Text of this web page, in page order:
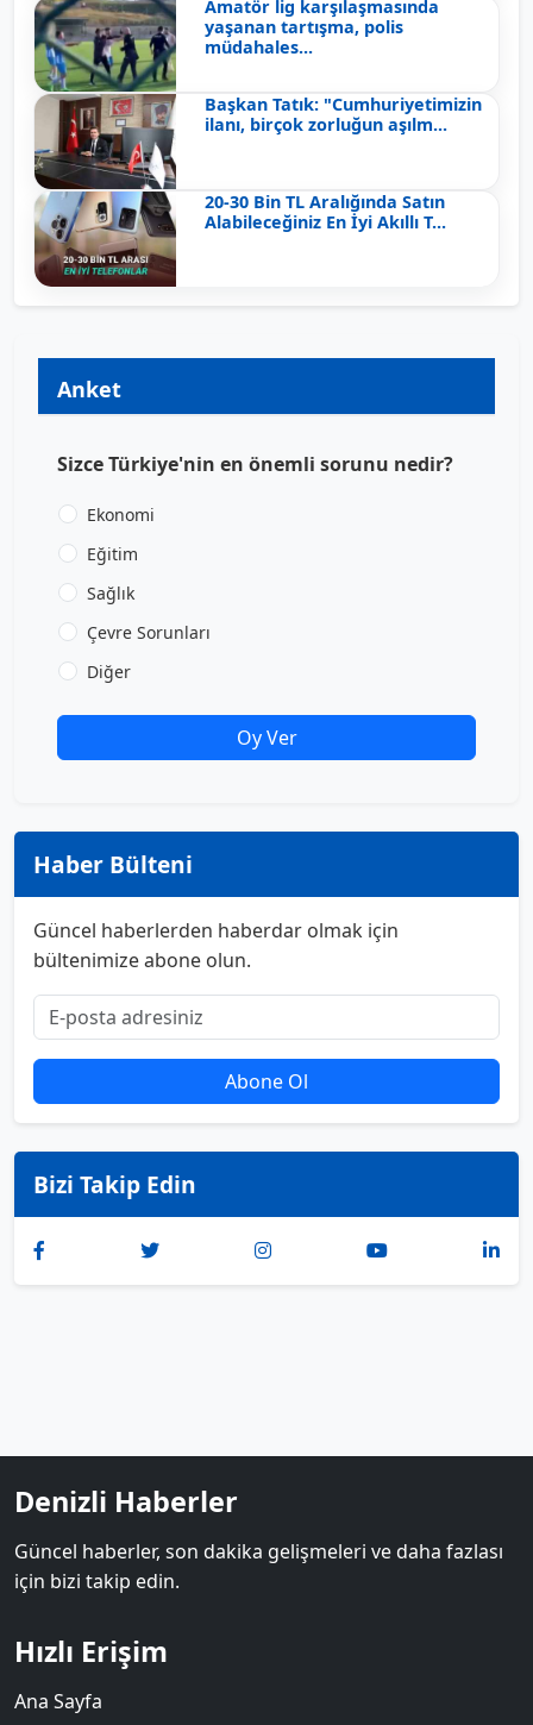
Amatör lig karşılaşmasında
yaşanan tartışma, polis
müdahales...
Başkan Tatık: "Cumhuriyetimizin
ilanı, birçok zorluğun aşılm...
20-30 Bin TL Aralığında Satın
Alabileceğiniz En İyi Akıllı T...
Anket
Sizce Türkiye'nin en önemli sorunu nedir?
Ekonomi
Eğitim
Sağlık
Çevre Sorunları
Diğer
Oy Ver
Haber Bülteni
Güncel haberlerden haberdar olmak için
bültenimize abone olun.
Abone Ol
Bizi Takip Edin
Denizli Haberler
Güncel haberler, son dakika gelişmeleri ve daha fazlası
için bizi takip edin.
Hızlı Erişim
Ana Sayfa